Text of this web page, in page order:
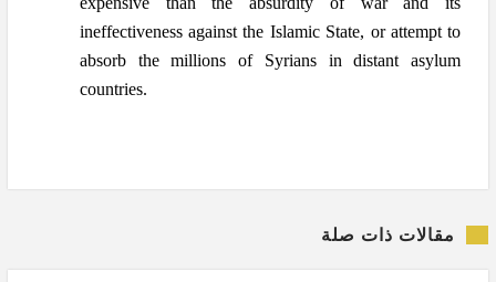
ineffectiveness against the Islamic State, or attempt to
absorb the millions of Syrians in distant asylum
countries.
مقالات ذات صلة